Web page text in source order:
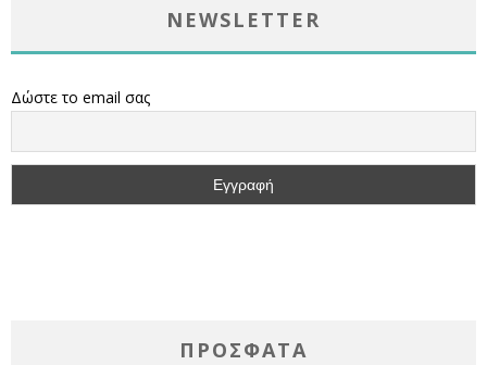
NEWSLETTER
Δώστε το email σας
ΠΡΌΣΦΑΤΑ